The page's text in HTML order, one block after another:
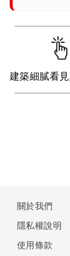
關於我們
隱私權說明
使用條款